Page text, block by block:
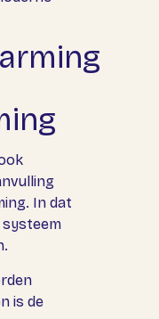
In dat
is de